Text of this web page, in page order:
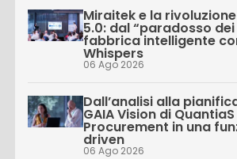
Miraitek e la
5.0: dal “paradosso
fabbrica intelligente
Whispers
06 Ago 2026
Dall’analisi alla
GAIA Vision di
Procurement in una
driven
06 Ago 2026